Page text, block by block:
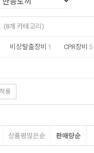
(8개 카테고리)
비상탈출장비 1 CPR장비 5
적용
상품평많은순 판매량순